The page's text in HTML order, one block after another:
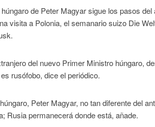
de Peter Magyar sigue los pasos
visita a Polonia, el semanario suizo Die
del nuevo Primer Ministro húngaro,
rusófobo, dice el periódico.
Peter Magyar, no tan diferente del
Rusia permanecerá donde está, añade.